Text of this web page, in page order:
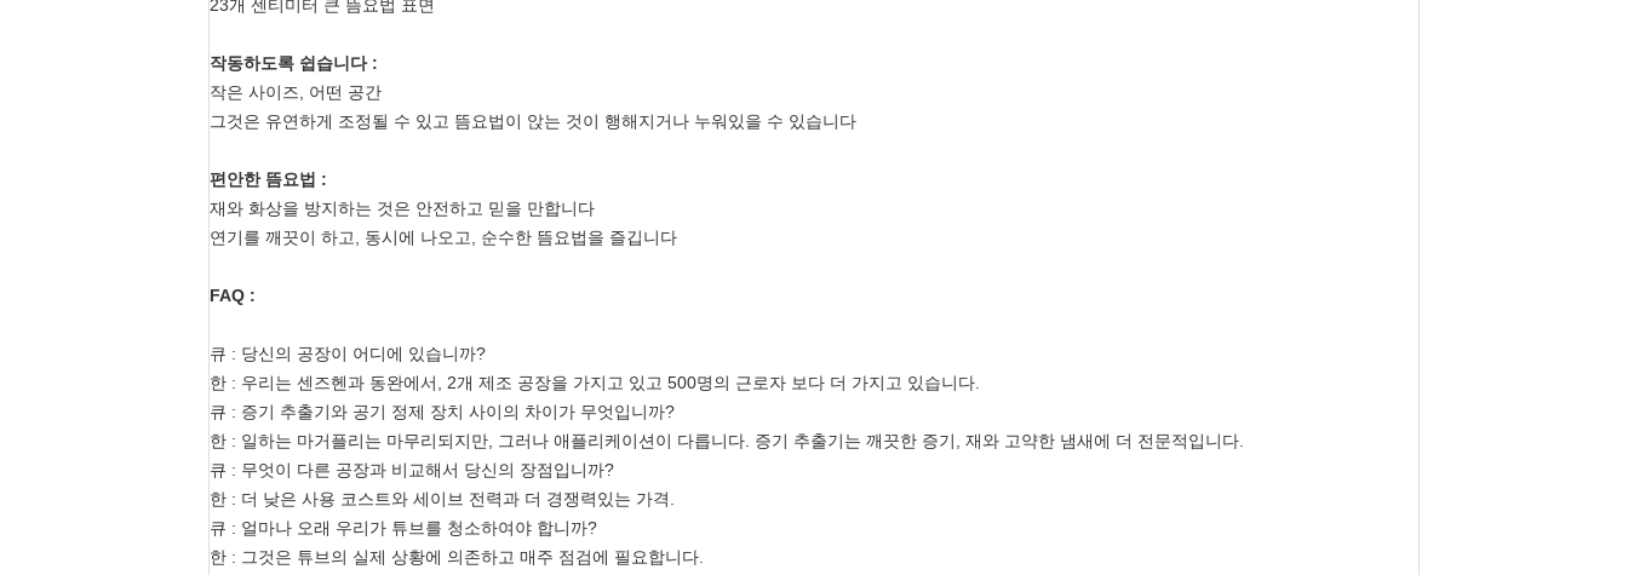
23개 센티미터 큰 뜸요법 표면
작동하도록 쉽습니다 :
작은 사이즈, 어떤 공간
그것은 유연하게 조정될 수 있고 뜸요법이 앉는 것이 행해지거나 누워있을 수 있습니다
편안한 뜸요법 :
재와 화상을 방지하는 것은 안전하고 믿을 만합니다
연기를 깨끗이 하고, 동시에 나오고, 순수한 뜸요법을 즐깁니다
FAQ :
큐 : 당신의 공장이 어디에 있습니까?
한 : 우리는 센즈헨과 동완에서, 2개 제조 공장을 가지고 있고 500명의 근로자 보다 더 가지고 있습니다.
큐 : 증기 추출기와 공기 정제 장치 사이의 차이가 무엇입니까?
한 : 일하는 마거플리는 마무리되지만, 그러나 애플리케이션이 다릅니다. 증기 추출기는 깨끗한 증기, 재와 고약한 냄새에 더 전문적입니다.
큐 : 무엇이 다른 공장과 비교해서 당신의 장점입니까?
한 : 더 낮은 사용 코스트와 세이브 전력과 더 경쟁력있는 가격.
큐 : 얼마나 오래 우리가 튜브를 청소하여야 합니까?
한 : 그것은 튜브의 실제 상황에 의존하고 매주 점검에 필요합니다.